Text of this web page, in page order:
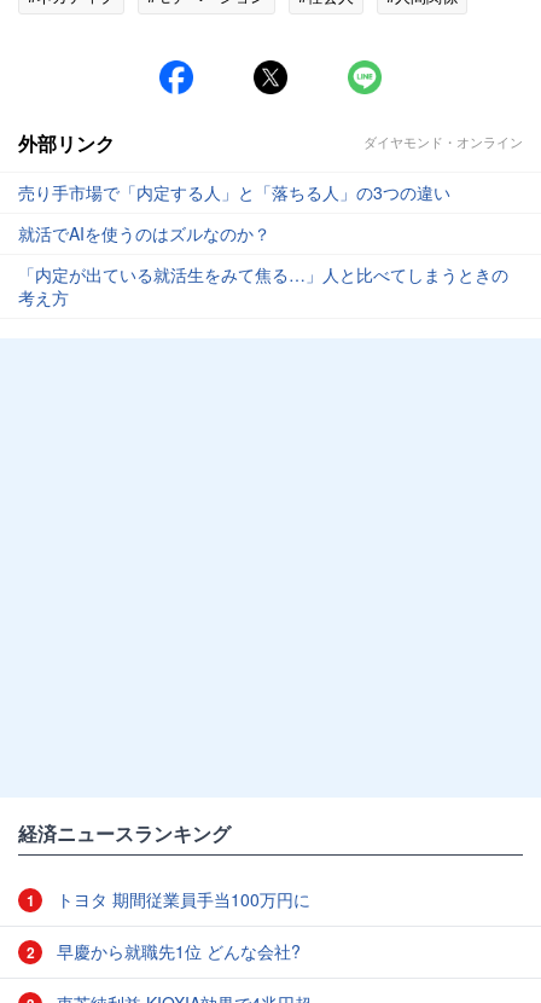
外部リンク ダイヤモンド・オンライン
売り手市場で「内定する人」と「落ちる人」の3つの違い
就活でAIを使うのはズルなのか？
「内定が出ている就活生をみて焦る…」人と比べてしまうときの
考え方
経済ニュースランキング
1 トヨタ 期間従業員手当100万円に
2 早慶から就職先1位 どんな会社?